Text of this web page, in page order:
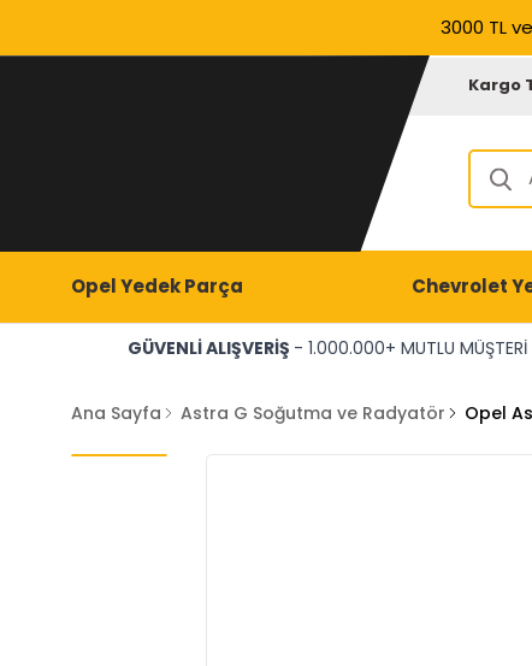
3000 TL
Kargo
Opel Yedek Parça Chevrolet
GÜVENLİ ALIŞVERİŞ - 1.000.000+ MUTLU MÜŞTERİ
Ana Sayfa Astra G Soğutma ve Radyatör Opel